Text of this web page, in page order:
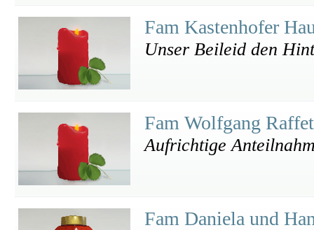
Fam Kastenhofer
Unser Beileid den
Fam Wolfgang
Aufrichtige
Fam Daniela und